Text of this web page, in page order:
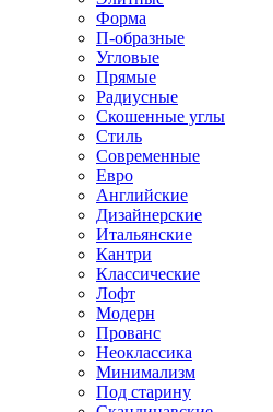
Форма
П-образные
Угловые
Прямые
Радиусные
Скошенные углы
Стиль
Современные
Евро
Английские
Дизайнерские
Итальянские
Кантри
Классические
Лофт
Модерн
Прованс
Неоклассика
Минимализм
Под старину